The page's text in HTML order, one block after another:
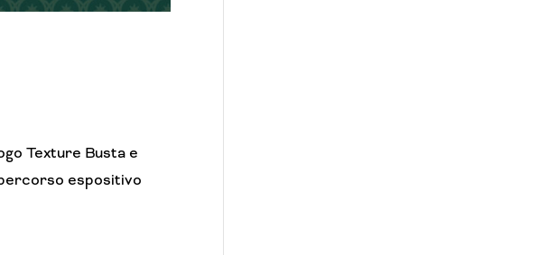
Texture Busta e
espositivo